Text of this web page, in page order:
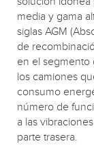
media y gama
siglas AGM
de
en el segmento
los camiones
consumo
número de
a las
parte trasera.